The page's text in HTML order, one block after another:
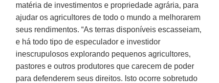
matéria de investimentos e propriedade agrária, para
ajudar os agricultores de todo o mundo a melhorarem
seus rendimentos. “As terras disponíveis escasseiam,
e há todo tipo de especulador e investidor
inescrupulosos explorando pequenos agricultores,
pastores e outros produtores que carecem de poder
para defenderem seus direitos. Isto ocorre sobretudo